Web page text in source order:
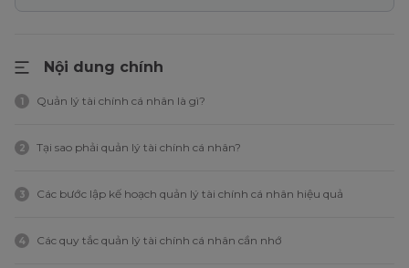
Nội dung chính
1 Quản lý tài chính cá nhân là gì?
2 Tại sao phải quản lý tài chính cá nhân?
3 Các bước lập kế hoạch quản lý tài chính cá nhân hiệu quả
4 Các quy tắc quản lý tài chính cá nhân cần nhớ